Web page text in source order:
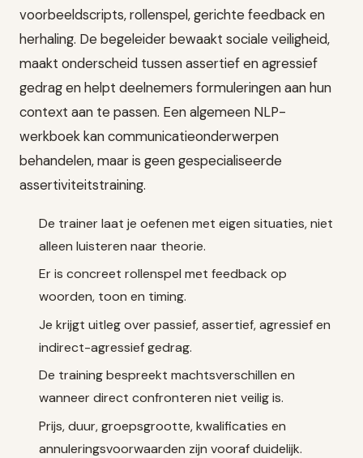
voorbeeldscripts, rollenspel, gerichte feedback en
herhaling. De begeleider bewaakt sociale veiligheid,
maakt onderscheid tussen assertief en agressief
gedrag en helpt deelnemers formuleringen aan hun
context aan te passen. Een algemeen NLP-
werkboek kan communicatieonderwerpen
behandelen, maar is geen gespecialiseerde
assertiviteitstraining.
De trainer laat je oefenen met eigen situaties, niet
alleen luisteren naar theorie.
Er is concreet rollenspel met feedback op
woorden, toon en timing.
Je krijgt uitleg over passief, assertief, agressief en
indirect-agressief gedrag.
De training bespreekt machtsverschillen en
wanneer direct confronteren niet veilig is.
Prijs, duur, groepsgrootte, kwalificaties en
annuleringsvoorwaarden zijn vooraf duidelijk.